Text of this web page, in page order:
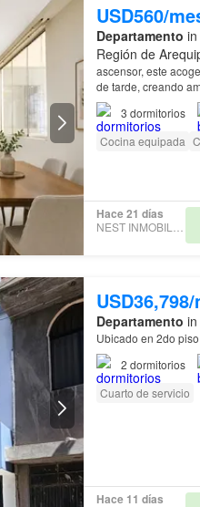
USD560/
Departamento
Región de
ascensor, este
de tarde, creando
3 dormitorios
Cocina equipada
Hace 21 días
Departamento
Ubicado en 2do
2 dormitorios
Cuarto de servicio
Hace 11 días